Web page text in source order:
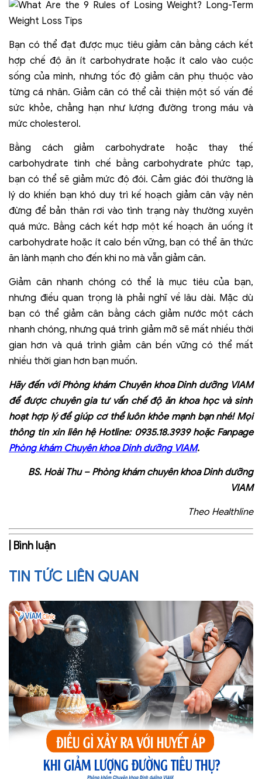
Bạn có thể đạt được mục tiêu giảm cân bằng cách kết
hợp chế độ ăn ít carbohydrate hoặc ít calo vào cuộc
sống của mình, nhưng tốc độ giảm cân phụ thuộc vào
từng cá nhân. Giảm cân có thể cải thiện một số vấn đề
sức khỏe, chẳng hạn như lượng đường trong máu và
mức cholesterol.
Bằng cách giảm carbohydrate hoặc thay thế
carbohydrate tinh chế bằng carbohydrate phức tạp,
bạn có thể sẽ giảm mức độ đói. Cảm giác đói thường là
lý do khiến bạn khó duy trì kế hoạch giảm cân vậy nên
đừng để bản thân rơi vào tình trạng này thường xuyên
quá mức. Bằng cách kết hợp một kế hoạch ăn uống ít
carbohydrate hoặc ít calo bền vững, bạn có thể ăn thức
ăn lành mạnh cho đến khi no mà vẫn giảm cân.
Giảm cân nhanh chóng có thể là mục tiêu của bạn,
nhưng điều quan trọng là phải nghĩ về lâu dài. Mặc dù
bạn có thể giảm cân bằng cách giảm nước một cách
nhanh chóng, nhưng quá trình giảm mỡ sẽ mất nhiều thời
gian hơn và quá trình giảm cân bền vững có thể mất
nhiều thời gian hơn bạn muốn.
Hãy đến vớiPhòng khám Chuyên khoa Dinh dưỡng VIAM
để được chuyên gia tư vấn chế độ ăn khoa học và sinh
hoạt hợp lý để giúp cơ thể luôn khỏe mạnh bạn nhé! Mọi
thông tin xin liên hệ Hotline: 0935.18.3939 hoặc Fanpage
Phòng khám Chuyên khoa Dinh dưỡng VIAM.
BS. Hoài Thu – Phòng khám chuyên khoa Dinh dưỡng
VIAM
Theo Healthline
| Bình luận
TIN TỨC LIÊN QUAN